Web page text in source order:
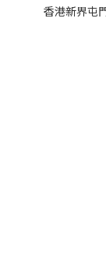
香港新界屯